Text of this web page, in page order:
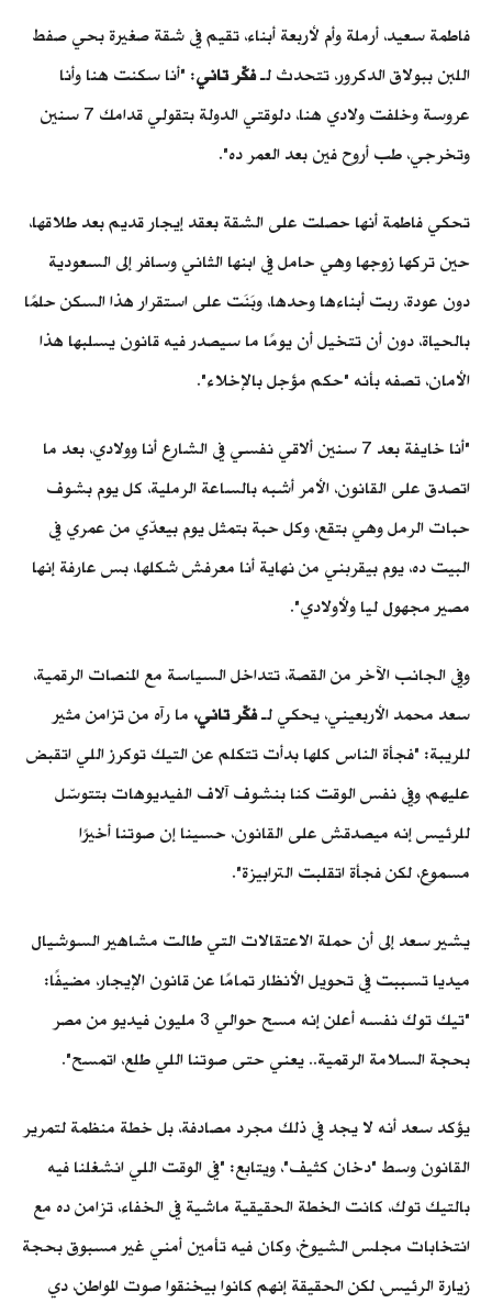
فاطمة سعيد، أرملة وأم لأربعة أبناء، تقيم في شقة صغيرة بحي صفط
اللبن ببولاق الدكرور، تتحدث لـفكّر تاني: "أنا سكنت هنا وأنا
عروسة وخلفت ولادي هنا، دلوقتي الدولة بتقولي قدامك 7 سنين
وتخرجي، طب أروح فين بعد العمر ده".
تحكي فاطمة أنها حصلت على الشقة بعقد إيجار قديم بعد طلاقها،
حين تركها زوجها وهي حامل في ابنها الثاني وسافر إلى السعودية
دون عودة، ربت أبناءها وحدها، وبَنَت على استقرار هذا السكن حلمًا
بالحياة، دون أن تتخيل أن يومًا ما سيصدر فيه قانون يسلبها هذا
الأمان، تصفه بأنه "حكم مؤجل بالإخلاء".
"أنا خايفة بعد 7 سنين ألاقي نفسي في الشارع أنا وولادي، بعد ما
اتصدق على القانون، الأمر أشبه بالساعة الرملية، كل يوم بشوف
حبات الرمل وهي بتقع، وكل حبة بتمثل يوم بيعدّي من عمري في
البيت ده، يوم بيقربني من نهاية أنا معرفش شكلها، بس عارفة إنها
مصير مجهول ليا ولأولادي".
وفي الجانب الآخر من القصة، تتداخل السياسة مع المنصات الرقمية،
سعد محمد الأربعيني، يحكي لـفكّر تاني، ما رآه من تزامن مثير
للريبة: "فجأة الناس كلها بدأت تتكلم عن التيك توكرز اللي اتقبض
عليهم، وفي نفس الوقت كنا بنشوف آلاف الفيديوهات بتتوسّل
للرئيس إنه ميصدقش على القانون، حسينا إن صوتنا أخيرًا
مسموع، لكن فجأة اتقلبت الترابيزة".
يشير سعد إلى أن حملة الاعتقالات التي طالت مشاهير السوشيال
ميديا تسببت في تحويل الأنظار تمامًا عن قانون الإيجار، مضيفًا:
"تيك توك نفسه أعلن إنه مسح حوالي 3 مليون فيديو من مصر
بحجة السلامة الرقمية.. يعني حتى صوتنا اللي طلع، اتمسح".
يؤكد سعد أنه لا يجد في ذلك مجرد مصادفة، بل خطة منظمة لتمرير
القانون وسط "دخان كثيف"، ويتابع: "في الوقت اللي انشغلنا فيه
بالتيك توك، كانت الخطة الحقيقية ماشية في الخفاء، تزامن ده مع
انتخابات مجلس الشيوخ، وكان فيه تأمين أمني غير مسبوق بحجة
زيارة الرئيس، لكن الحقيقة إنهم كانوا بيخنقوا صوت المواطن، دي